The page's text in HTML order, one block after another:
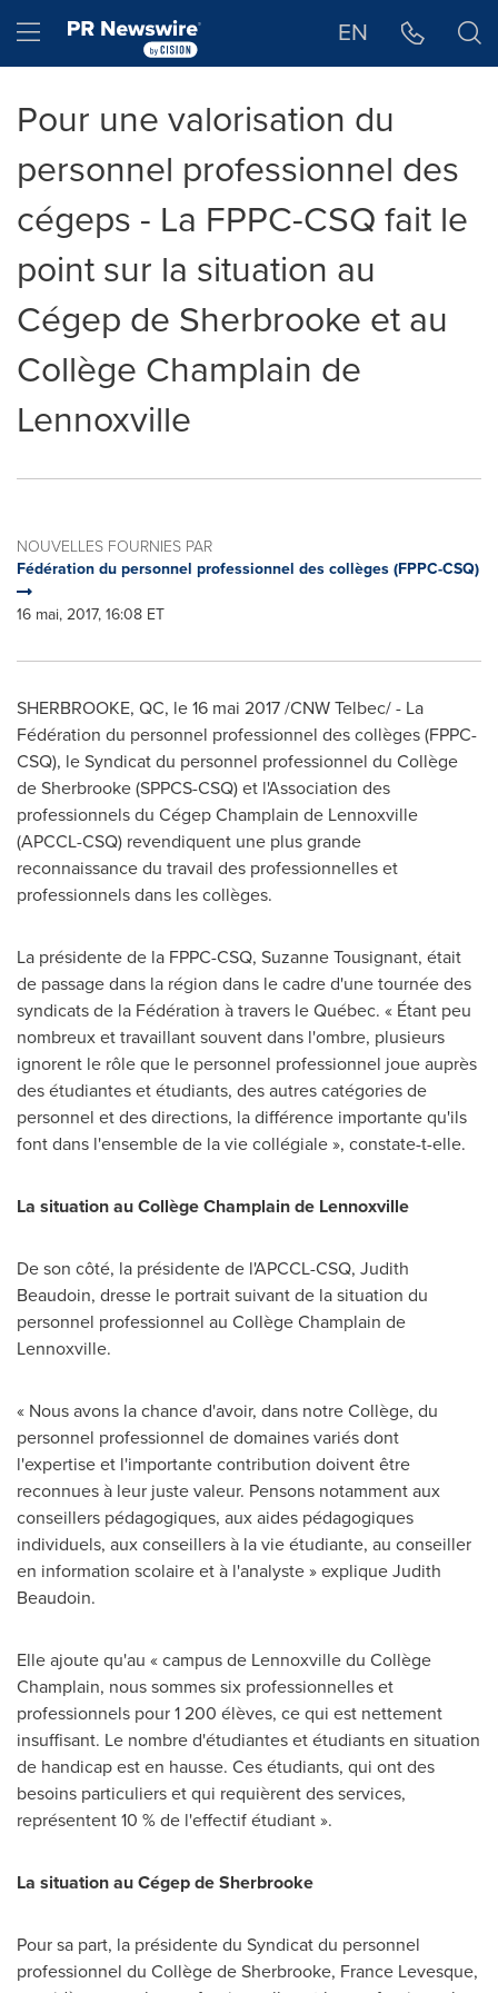
Hamburger menu EN
Pour une valorisation du
personnel professionnel des
cégeps - La FPPC-CSQ fait le
point sur la situation au
Cégep de Sherbrooke et au
Collège Champlain de
Lennoxville
NOUVELLES FOURNIES PAR
Fédération du personnel professionnel des collèges (FPPC-CSQ)
16 mai, 2017, 16:08 ET
SHERBROOKE, QC, le 16 mai 2017 /CNW Telbec/ - La
Fédération du personnel professionnel des collèges (FPPC-
CSQ), le Syndicat du personnel professionnel du Collège
deSherbrooke(SPPCS-CSQ) et l'Association des
professionnels du CégepChamplain de Lennoxville
(APCCL-CSQ) revendiquent une plus grande
reconnaissance du travail des professionnelles et
professionnels dans les collèges.
La présidente de la FPPC-CSQ, Suzanne Tousignant, était
de passage dans la région dans le cadre d'une tournée des
syndicats de la Fédération à travers le Québec. « Étant peu
nombreux et travaillant souvent dans l'ombre, plusieurs
ignorent le rôle que le personnel professionnel joue auprès
des étudiantes et étudiants, des autres catégories de
personnel et des directions, la différence importante qu'ils
font dans l'ensemble de la vie collégiale », constate-t-elle.
La situation au CollègeChamplainde Lennoxville
De son côté, la présidente de l'APCCL-CSQ, Judith
Beaudoin, dresse le portrait suivant de la situation du
personnel professionnel au CollègeChamplain de
Lennoxville.
« Nous avons la chance d'avoir, dans notre Collège, du
personnel professionnel de domaines variés dont
l'expertise et l'importante contribution doivent être
reconnues à leur juste valeur. Pensons notamment aux
conseillers pédagogiques, aux aides pédagogiques
individuels, aux conseillers à la vie étudiante, au conseiller
en information scolaire et à l'analyste » expliqueJudith
Beaudoin.
Elle ajoute qu'au « campus de Lennoxvilledu Collège
Champlain, nous sommes six professionnelles et
professionnels pour 1 200 élèves, ce qui est nettement
insuffisant. Le nombre d'étudiantes et étudiants en situation
de handicap est en hausse. Ces étudiants, qui ont des
besoins particuliers et qui requièrent des services,
représentent 10 % de l'effectif étudiant ».
La situation au Cégep deSherbrooke
Pour sa part, la présidente du Syndicat du personnel
professionnel du Collège deSherbrooke, France Levesque,